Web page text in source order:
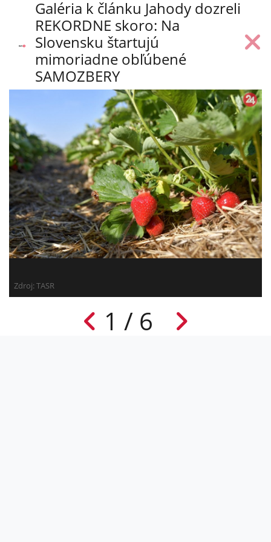
Galéria k článku Jahody dozreli
REKORDNE skoro: Na
Slovensku štartujú
mimoriadne obľúbené
SAMOZBERY
Zdroj: TASR
1 / 6